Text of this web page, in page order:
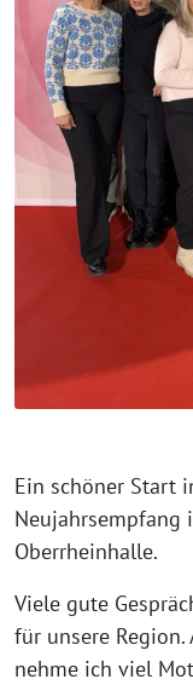
Ein schöner Start
Neujahrsempfang
Oberrheinhalle.
Viele gute
für unsere
nehme ich viel